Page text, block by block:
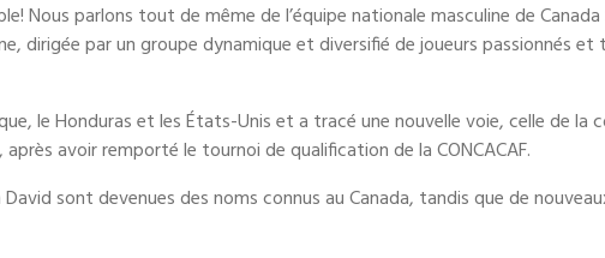
Nous parlons tout de même de l’équipe nationale masculine de
dirigée par un groupe dynamique et diversifié de joueurs passionnés et
le Honduras et les États-Unis et a tracé une nouvelle voie, celle de la
avoir remporté le tournoi de qualification de la CONCACAF.
sont devenues des noms connus au Canada, tandis que de